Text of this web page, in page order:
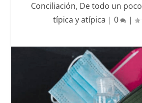
Conciliación, De todo un poco
típica y atípica | 0 |